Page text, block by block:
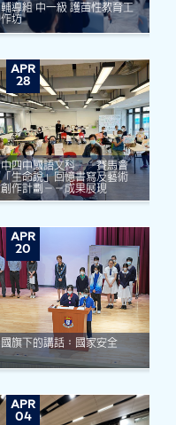
輔導組 中一級 護苗性教育工
作坊
APR
28
中四中國語文科──賽馬會
「生命說」回憶書寫及藝術
創作計劃－－成果展現
APR
20
國旗下的講話：國家安全
APR
04